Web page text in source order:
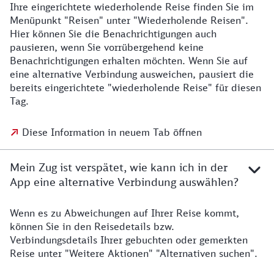
Ihre eingerichtete wiederholende Reise finden Sie im
Menüpunkt "Reisen" unter "Wiederholende Reisen".
Hier können Sie die Benachrichtigungen auch
pausieren, wenn Sie vorrübergehend keine
Benachrichtigungen erhalten möchten. Wenn Sie auf
eine alternative Verbindung ausweichen, pausiert die
bereits eingerichtete "wiederholende Reise" für diesen
Tag.
Diese Information in neuem Tab öffnen
Mein Zug ist verspätet, wie kann ich in der
App eine alternative Verbindung auswählen?
Wenn es zu Abweichungen auf Ihrer Reise kommt,
können Sie in den Reisedetails bzw.
Verbindungsdetails Ihrer gebuchten oder gemerkten
Reise unter "Weitere Aktionen" "Alternativen suchen".